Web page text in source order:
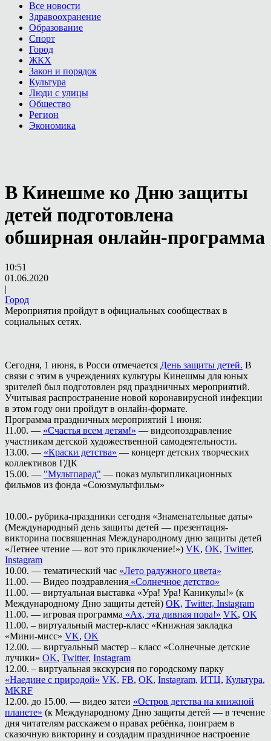
Все новости
Здравоохранение
Образование
Спорт
Город
ЖКХ
Закон и порядок
Культура
Люди с улицы
Общество
Регион
Экономика
В Кинешме ко Дню защиты
детей подготовлена
обширная онлайн-программа
10:51
01.06.2020
|
Город
Мероприятия пройдут в официальных сообществах в
социальных сетях.
Сегодня, 1 июня, в Росси отмечается День защиты детей. В
связи с этим в учреждениях культуры Кинешмы для юных
зрителей был подготовлен ряд праздничных мероприятий.
Учитывая распространение новой коронавирусной инфекции
в этом году они пройдут в онлайн-формате.
Программа праздничных мероприятий 1 июня:
11.00. — «Счастья всем детям!» — видеопоздравление
участникам детской художественной самодеятельности.
13.00. — «Краски детства» — концерт детских творческих
коллективов ГДК
15.00. — "Мультпарад" — показ мультипликационных
фильмов из фонда «Союзмультфильм»
10.00.- рубрика-праздники сегодня «Знаменательные даты»
(Международный день защиты детей — презентация-
викторина посвященная Международному дню защиты детей
«Летнее чтение — вот это приключение!») VK, OK, Twitter,
Instagram
10.00. — тематический час «Лето радужного цвета»
11.00. — Видео поздравления «Солнечное детство»
11.00. — виртуальная выставка «Ура! Ура! Каникулы!» (к
Международному Дню защиты детей) OK, Twitter, Instagram
11.00. — игровая программа «Ах, эта дивная пора!» VK, OK
11.00. – виртуальный мастер-класс «Книжная закладка
«Мини-мисс» VK, OK
12.00. — виртуальный мастер – класс «Солнечные детские
лучики» OK, Twitter, Instagram
12.00. – виртуальная экскурсия по городскому парку
«Наедине с природой» VK, FB, OK, Instagram, ИТЦ, Культура,
MKRF
12.00. до 15.00. — видео затеи «Остров детства на книжной
планете» (к Международному Дню защиты детей — в течение
дня читателям расскажем о правах ребёнка, поиграем в
сказочную викторину и создадим праздничное настроение